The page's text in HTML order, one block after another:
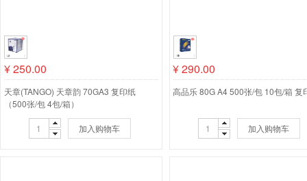
¥250.00
天章(TANGO) 天章韵 70GA3 复印纸
（500张/包 4包/箱）
加入购物车
¥290.00
高品乐 80G A4 500张/包 10包/箱 复
加入购物车